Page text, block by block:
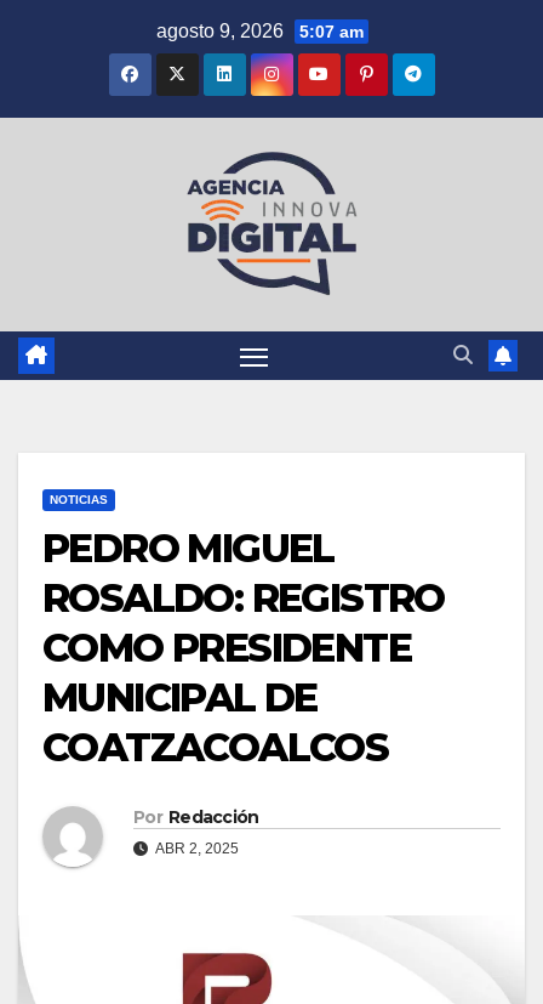
agosto 9, 2026 5:07 am
NOTICIAS
PEDRO MIGUEL
ROSALDO: REGISTRO
COMO PRESIDENTE
MUNICIPAL DE
COATZACOALCOS
Por Redacción
ABR 2, 2025